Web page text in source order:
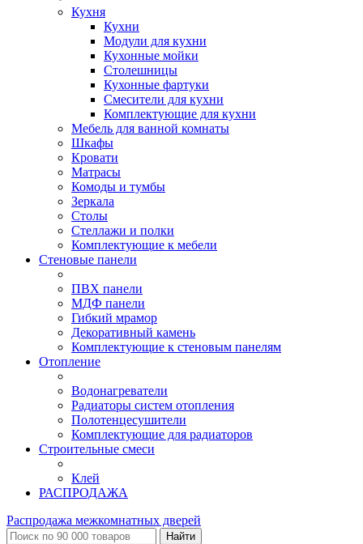
Кухня
Кухни
Модули для кухни
Кухонные мойки
Столешницы
Кухонные фартуки
Смесители для кухни
Комплектующие для кухни
Мебель для ванной комнаты
Шкафы
Кровати
Матрасы
Комоды и тумбы
Зеркала
Столы
Стеллажи и полки
Комплектующие к мебели
Стеновые панели
ПВХ панели
МДФ панели
Гибкий мрамор
Декоративный камень
Комплектующие к стеновым панелям
Отопление
Водонагреватели
Радиаторы систем отопления
Полотенцесушители
Комплектующие для радиаторов
Строительные смеси
Клей
РАСПРОДАЖА
Распродажа межкомнатных дверей
Найти